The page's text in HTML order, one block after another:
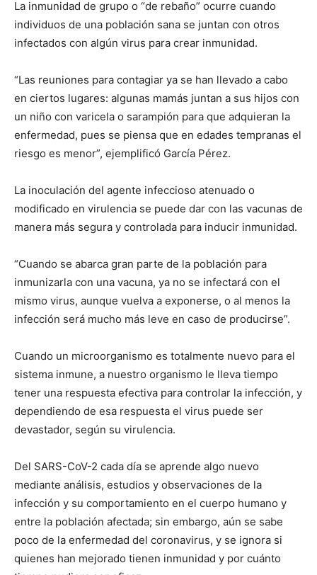
La inmunidad de grupo o “de rebaño” ocurre cuando
individuos de una población sana se juntan con otros
infectados con algún virus para crear inmunidad.
“Las reuniones para contagiar ya se han llevado a cabo
en ciertos lugares: algunas mamás juntan a sus hijos con
un niño con varicela o sarampión para que adquieran la
enfermedad, pues se piensa que en edades tempranas el
riesgo es menor”, ejemplificó García Pérez.
La inoculación del agente infeccioso atenuado o
modificado en virulencia se puede dar con las vacunas de
manera más segura y controlada para inducir inmunidad.
“Cuando se abarca gran parte de la población para
inmunizarla con una vacuna, ya no se infectará con el
mismo virus, aunque vuelva a exponerse, o al menos la
infección será mucho más leve en caso de producirse”.
Cuando un microorganismo es totalmente nuevo para el
sistema inmune, a nuestro organismo le lleva tiempo
tener una respuesta efectiva para controlar la infección, y
dependiendo de esa respuesta el virus puede ser
devastador, según su virulencia.
Del SARS-CoV-2 cada día se aprende algo nuevo
mediante análisis, estudios y observaciones de la
infección y su comportamiento en el cuerpo humano y
entre la población afectada; sin embargo, aún se sabe
poco de la enfermedad del coronavirus, y se ignora si
quienes han mejorado tienen inmunidad y por cuánto